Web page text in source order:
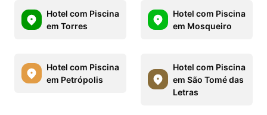
Hotel com Piscina
em Torres
Hotel com Piscina
em Mosqueiro
Hotel com Piscina
em Petrópolis
Hotel com Piscina
em São Tomé das
Letras